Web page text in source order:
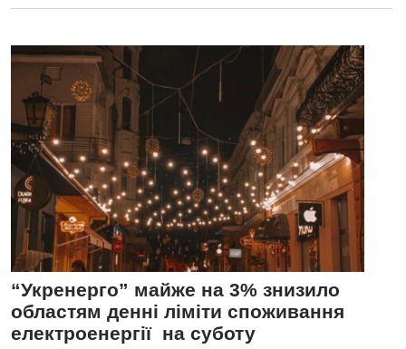
“Укренерго” майже на 3% знизило
областям денні ліміти споживання
електроенергії на суботу